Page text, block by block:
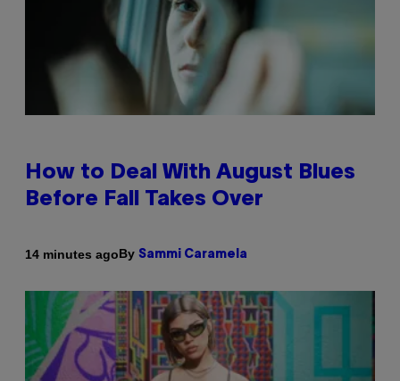
How to Deal With August Blues
Before Fall Takes Over
14 minutes agoBy Sammi Caramela